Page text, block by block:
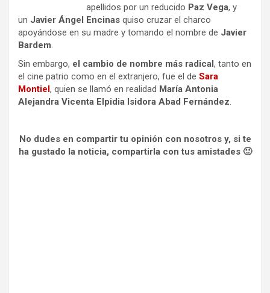
apellidos por un reducido Paz Vega, y
un Javier Ángel Encinas quiso cruzar el charco
apoyándose en su madre y tomando el nombre de Javier
Bardem.
Sin embargo, el cambio de nombre más radical, tanto en
el cine patrio como en el extranjero, fue el de Sara
Montiel, quien se llamó en realidad María Antonia
Alejandra Vicenta Elpidia Isidora Abad Fernández.
No dudes en compartir tu opinión con nosotros y, si te
ha gustado la noticia, compartirla con tus amistades 🙂